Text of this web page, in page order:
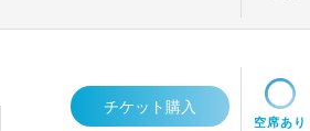
チケット購入
空席あり